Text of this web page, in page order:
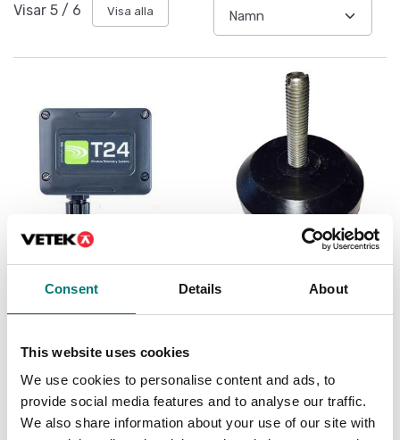
Consent Details About
This website uses cookies
We use cookies to personalise content and ads, to
provide social media features and to analyse our traffic.
We also share information about your use of our site with
Visar 5 / 6 Visa alla
Lastceller
Trådlös
lastcellssändare
Pris från: 9 990 kr
Balkvågar
Maskinfot M12 till
balkvåg WB och golvvåg
Guardian